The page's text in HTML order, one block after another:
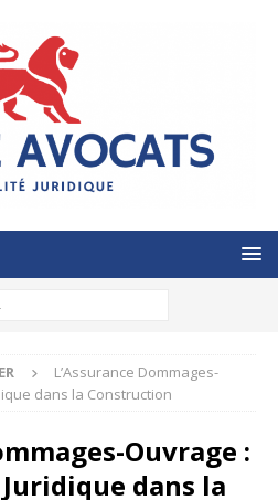
L’Assurance Dommages-
dans la Construction
Ouvrage :
dans la